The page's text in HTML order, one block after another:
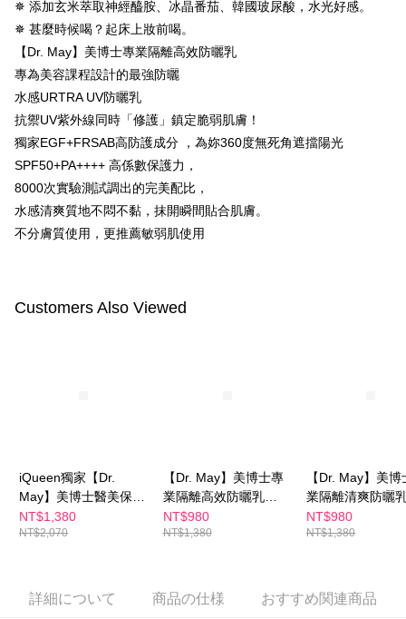
わらず、AFTEEで指定された期限内にお支払いください。
二、支払い限度額
1.初回 AFTEEを ご利用の際に、認証結果及び当社の審査の結果に基づ
き、限度額が設定されます。
2.決済金額は最低NT$20です。
3.現在、台湾の会員のみご利用いただけます。
三、利用規約「AFTEE代金後払い」（以下当サービスという）はネットプ
ロテクションズ（以下 AFTEE という）が提供し、AFTEEが代金を徴収し
ます。当サービスご利用の際に提供しなければならない個人情報（注文者
の氏名、電話番号、受取人の氏名、電話番号、受取人住所を含むがこれに
限らない）は、AFTEEに渡され当サービスで必要な範囲内で利用されま
す。AFTEEの個人情報の収集、処理、利用について、詳細はAFTEE公式ホ
ります。支払い期限を過ぎた場合、その金額に基づいて年利20%の遅延滞
7-11付款取貨
配送毎にNT$100、NT$600以上で送料無料
付款後7-11取貨
配送毎にNT$100、NT$600以上で送料無料
宅配
配送毎にNT$100、NT$600以上で送料無料
離島配送
配送毎にNT$150、NT$1,500以上で送料無料
海外配送
海外配送(馬來西亞)
✵ 添加玄米萃取神經醯胺、冰晶番茄、韓國玻尿酸，水光好感。
✵ 甚麼時候喝？起床上妝前喝。
【Dr. May】美博士專業隔離高效防曬乳
專為美容課程設計的最強防曬
水感URTRA UV防曬乳
抗禦UV紫外線同時「修護」鎮定脆弱肌膚！
獨家EGF+FRSAB高防護成分 ，為妳360度無死角遮擋陽光
SPF50+PA++++ 高係數保護力，
8000次實驗測試調出的完美配比，
水感清爽質地不悶不黏，抹開瞬間貼合肌膚。
不分膚質使用，更推薦敏弱肌使用
Customers Also Viewed
iQueen獨家【Dr.
May】美博士醫美保健
組-專業隔離清爽防曬
乳SPF50+ PA++++
NT$1,380
NT$2,070
【Dr. May】美博士專
業隔離高效防曬乳
SPF50+PA++++(60ml)
海洋友善 戶外防水 身
NT$980
NT$1,380
【Dr. May】美博
業隔離清爽防曬
SPF50+ PA++++
(40ml)
NT$980
NT$1,380
詳細について 商品の仕様 おすすめ関連商品